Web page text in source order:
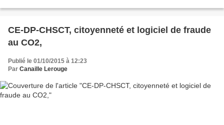
CE-DP-CHSCT, citoyenneté et logiciel de fraude
au CO2,
Publié le 01/10/2015 à 12:23
Par Canaille Lerouge